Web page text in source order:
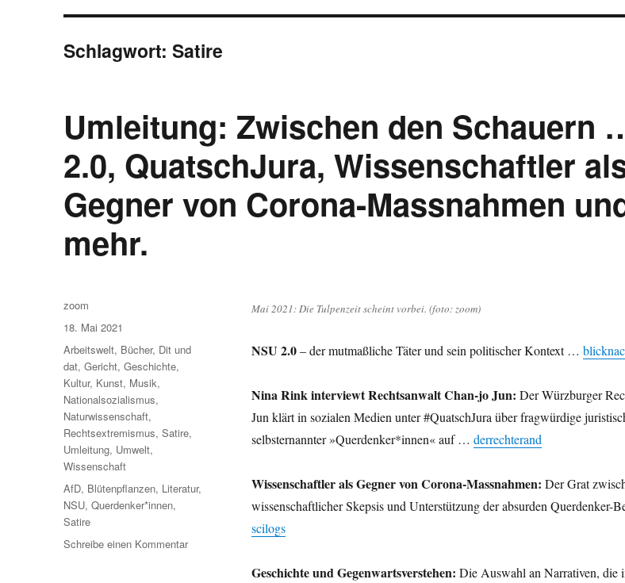
Schlagwort:Satire
Umleitung: Zwischen den Schauern
2.0, QuatschJura, Wissenschaftler
Gegner von Corona-Massnahmen
mehr.
Mai 2021: Die Tulpenzeit scheint vorbei. (foto: zoom)
NSU 2.0– der mutmaßliche Täter und sein politischer Kontext …
Nina Rink interviewt Rechtsanwalt Chan-jo Jun: Der Würzburger
Jun klärt in sozialen Medien unter #QuatschJura über fragwürdige
selbsternannter »Querdenker*innen« auf … derrechterand
Wissenschaftler als Gegner von Corona-Massnahmen: Der Grat
wissenschaftlicher Skepsis und Unterstützung der absurden Querdenker-
scilogs
Geschichte und Gegenwartsverstehen: Die Auswahl an Narrativen, die
Autor
zoom
Veröffentlicht
am
18. Mai 2021
Kategorien
Arbeitswelt, Bücher, Dit und
dat,Gericht,Geschichte,
Kultur, Kunst, Musik,
Nationalsozialismus,
Naturwissenschaft,
Rechtsextremismus,Satire,
Umleitung, Umwelt,
Wissenschaft
Schlagwörter
AfD, Blütenpflanzen, Literatur,
NSU,Querdenker*innen,
Satire
Schreibe einen Kommentarzu